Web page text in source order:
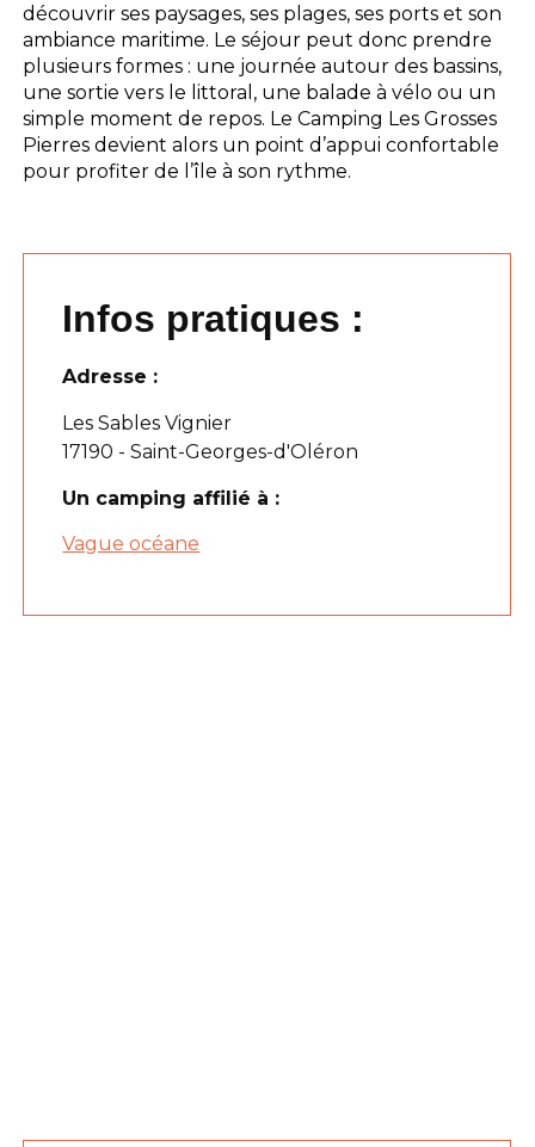
découvrir ses paysages, ses plages, ses ports et son
ambiance maritime. Le séjour peut donc prendre
plusieurs formes : une journée autour des bassins,
une sortie vers le littoral, une balade à vélo ou un
simple moment de repos. Le Camping Les Grosses
Pierres devient alors un point d’appui confortable
pour profiter de l’île à son rythme.
Infos pratiques :
Adresse :
Les Sables Vignier
17190 - Saint-Georges-d'Oléron
Un camping affilié à :
Vague océane